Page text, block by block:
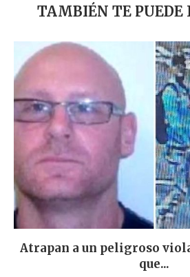
TAMBIÉN TE PUEDE
Atrapan a un peligroso
que...